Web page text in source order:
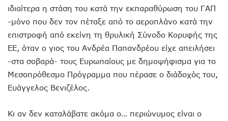
ιδιαίτερα η στάση του κατά την εκπαραθύρωση του ΓΑΠ
-μόνο που δεν τον πέταξε από το αεροπλάνο κατά την
επιστροφή από εκείνη τη θρυλική Σύνοδο Κορυφής της
ΕΕ, όταν ο γιος του Ανδρέα Παπανδρέου είχε απειλήσει
-στα σοβαρά- τους Ευρωπαίους με δημοψήφισμα για το
Μεσοπρόθεσμο Πρόγραμμα που πέρασε ο διάδοχός του,
Ευάγγελος Βενιζέλος.
Κι αν δεν καταλάβατε ακόμα ο… περιώνυμος είναι ο